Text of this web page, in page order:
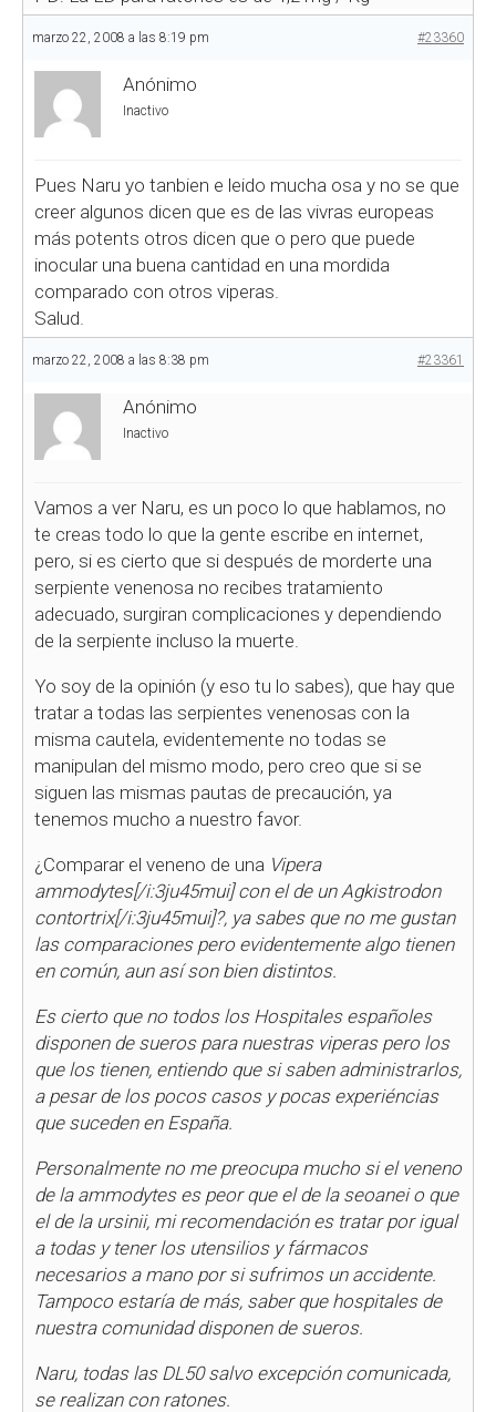
marzo 22, 2008 a las 8:19 pm #23360
Anónimo
Inactivo
Pues Naru yo tanbien e leido mucha osa y no se que
creer algunos dicen que es de las vivras europeas
más potents otros dicen que o pero que puede
inocular una buena cantidad en una mordida
comparado con otros viperas.
Salud.
marzo 22, 2008 a las 8:38 pm #23361
Anónimo
Inactivo
Vamos a ver Naru, es un poco lo que hablamos, no
te creas todo lo que la gente escribe en internet,
pero, si es cierto que si después de morderte una
serpiente venenosa no recibes tratamiento
adecuado, surgiran complicaciones y dependiendo
de la serpiente incluso la muerte.
Yo soy de la opinión (y eso tu lo sabes), que hay que
tratar a todas las serpientes venenosas con la
misma cautela, evidentemente no todas se
manipulan del mismo modo, pero creo que si se
siguen las mismas pautas de precaución, ya
tenemos mucho a nuestro favor.
¿Comparar el veneno de una Vipera
ammodytes[/i:3ju45mui] con el de unAgkistrodon
contortrix[/i:3ju45mui]?, ya sabes que no me gustan
las comparaciones pero evidentemente algo tienen
en común, aun así son bien distintos.
Es cierto que no todos los Hospitales españoles
disponen de sueros para nuestras viperas pero los
que los tienen, entiendo que si saben administrarlos,
a pesar de los pocos casos y pocas experiéncias
que suceden en España.
Personalmente no me preocupa mucho si el veneno
de la ammodytes es peor que el de la seoanei o que
el de la ursinii, mi recomendación es tratar por igual
a todas y tener los utensilios y fármacos
necesarios a mano por si sufrimos un accidente.
Tampoco estaría de más, saber que hospitales de
nuestra comunidad disponen de sueros.
Naru, todas las DL50 salvo excepción comunicada,
se realizan con ratones.